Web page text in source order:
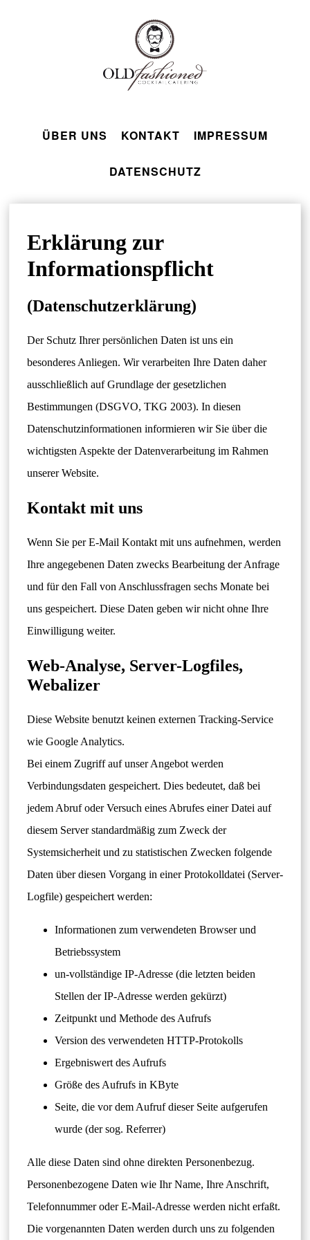
ÜBER UNS KONTAKT IMPRESSUM
DATENSCHUTZ
Erklärung zur
Informationspflicht
(Datenschutzerklärung)
Der Schutz Ihrer persönlichen Daten ist uns ein
besonderes Anliegen. Wir verarbeiten Ihre Daten daher
ausschließlich auf Grundlage der gesetzlichen
Bestimmungen (DSGVO, TKG 2003). In diesen
Datenschutzinformationen informieren wir Sie über die
wichtigsten Aspekte der Datenverarbeitung im Rahmen
unserer Website.
Kontakt mit uns
Wenn Sie per E-Mail Kontakt mit uns aufnehmen, werden
Ihre angegebenen Daten zwecks Bearbeitung der Anfrage
und für den Fall von Anschlussfragen sechs Monate bei
uns gespeichert. Diese Daten geben wir nicht ohne Ihre
Einwilligung weiter.
Web-Analyse, Server-Logfiles,
Webalizer
Diese Website benutzt keinen externen Tracking-Service
wie Google Analytics.
Bei einem Zugriff auf unser Angebot werden
Verbindungsdaten gespeichert. Dies bedeutet, daß bei
jedem Abruf oder Versuch eines Abrufes einer Datei auf
diesem Server standardmäßig zum Zweck der
Systemsicherheit und zu statistischen Zwecken folgende
Daten über diesen Vorgang in einer Protokolldatei (Server-
Logfile) gespeichert werden:
Informationen zum verwendeten Browser und
Betriebssystem
un-vollständige IP-Adresse (die letzten beiden
Stellen der IP-Adresse werden gekürzt)
Zeitpunkt und Methode des Aufrufs
Version des verwendeten HTTP-Protokolls
Ergebniswert des Aufrufs
Größe des Aufrufs in KByte
Seite, die vor dem Aufruf dieser Seite aufgerufen
wurde (der sog. Referrer)
Alle diese Daten sind ohne direkten Personenbezug.
Personenbezogene Daten wie Ihr Name, Ihre Anschrift,
Telefonnummer oder E-Mail-Adresse werden nicht erfaßt.
Die vorgenannten Daten werden durch uns zu folgenden